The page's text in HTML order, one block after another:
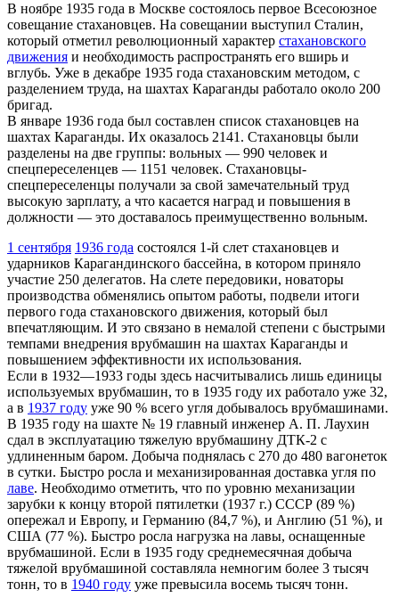
В ноябре 1935 года в Москве состоялось первое Всесоюзное
совещание стахановцев. На совещании выступил Сталин,
который отметил революционный характер стахановского
движения и необходимость распространять его вширь и
вглубь. Уже в декабре 1935 года стахановским методом, с
разделением труда, на шахтах Караганды работало около 200
бригад.
В январе 1936 года был составлен список стахановцев на
шахтах Караганды. Их оказалось 2141. Стахановцы были
разделены на две группы: вольных — 990 человек и
спецпереселенцев — 1151 человек. Стахановцы-
спецпереселенцы получали за свой замечательный труд
высокую зарплату, а что касается наград и повышения в
должности — это доставалось преимущественно вольным.
1 сентября 1936 года состоялся 1-й слет стахановцев и
ударников Карагандинского бассейна, в котором приняло
участие 250 делегатов. На слете передовики, новаторы
производства обменялись опытом работы, подвели итоги
первого года стахановского движения, который был
впечатляющим. И это связано в немалой степени с быстрыми
темпами внедрения врубмашин на шахтах Караганды и
повышением эффективности их использования.
Если в 1932—1933 годы здесь насчитывались лишь единицы
используемых врубмашин, то в 1935 году их работало уже 32,
а в 1937 году уже 90 % всего угля добывалось врубмашинами.
В 1935 году на шахте № 19 главный инженер А. П. Лаухин
сдал в эксплуатацию тяжелую врубмашину ДТК-2 с
удлиненным баром. Добыча поднялась с 270 до 480 вагонеток
в сутки. Быстро росла и механизированная доставка угля по
лаве. Необходимо отметить, что по уровню механизации
зарубки к концу второй пятилетки (1937 г.) СССР (89 %)
опережал и Европу, и Германию (84,7 %), и Англию (51 %), и
США (77 %). Быстро росла нагрузка на лавы, оснащенные
врубмашиной. Если в 1935 году среднемесячная добыча
тяжелой врубмашиной составляла немногим более 3 тысяч
тонн, то в 1940 году уже превысила восемь тысяч тонн.